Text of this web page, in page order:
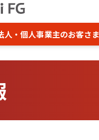
人・個人事業主のお客さま